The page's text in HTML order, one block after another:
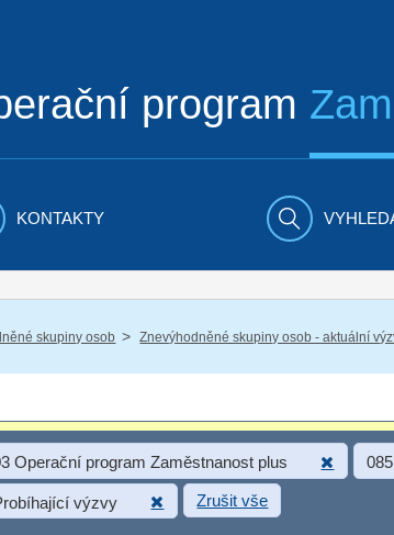
program
KONTAKTY
skupiny osob / Znevýhodněné skupiny osob - aktuální
Operační program Zaměstnanost plus 085
výzvy Zrušit vše